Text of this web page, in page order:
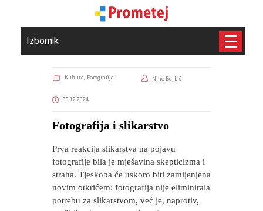
Izbornik
Kultura, Fotografija Nino Berbić
30.12.2024
​Fotografija i slikarstvo
Prva reakcija slikarstva na pojavu
fotografije bila je mješavina skepticizma i
straha. Tjeskoba će uskoro biti zamijenjena
novim otkrićem: fotografija nije eliminirala
potrebu za slikarstvom, već je, naprotiv,